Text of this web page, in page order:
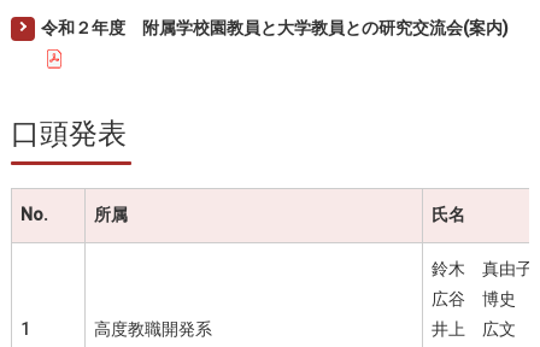
令和２年度 附属学校園教員と大学教員との研究交流会(案内)
口頭発表
No. 所属 氏名
1 高度教職開発系
鈴木 真由子
広谷 博史
井上 広文